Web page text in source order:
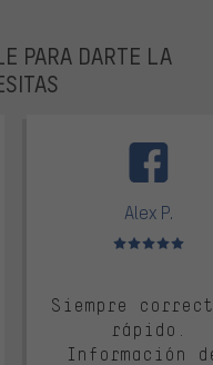
PARA DARTE LA
Alex P.
Valoración
Siempre
rápido.
Información